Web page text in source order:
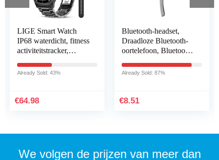
LIGE Smart Watch
IP68 waterdicht, fitness
activiteitstracker,
voor Android iOS
Already Sold: 43%
€64.98
Bluetooth-headset,
Draadloze Bluetooth-
oortelefoon, Bluetooth
Draadloze Mono
Already Sold: 87%
€8.51
We volgen de prijzen van meer dan